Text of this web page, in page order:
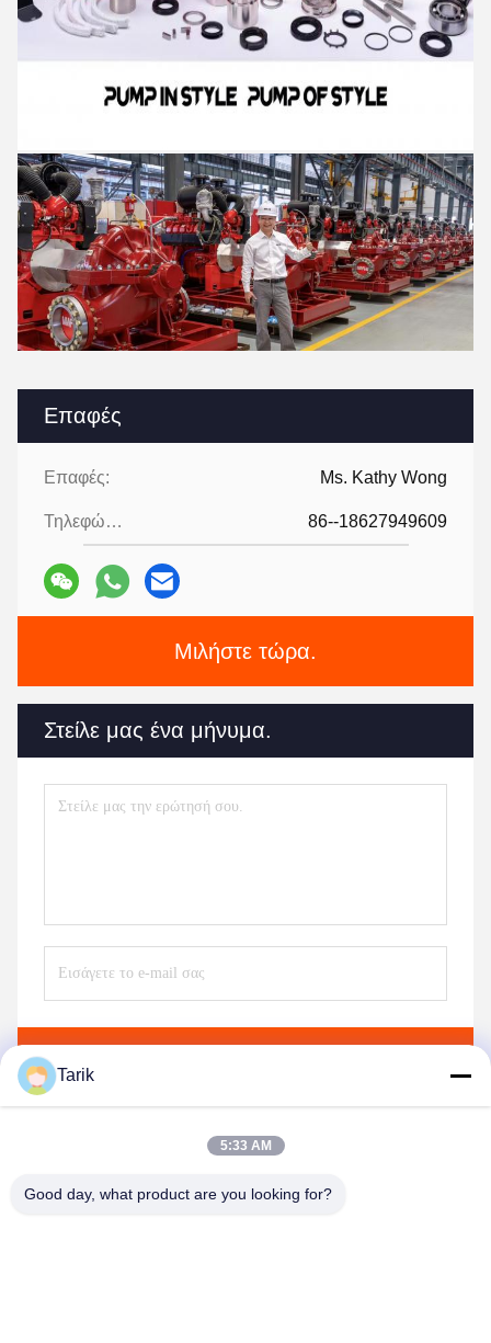
Επαφές
Επαφές: Ms. Kathy Wong
Τηλεφώνημα: 86--18627949609
Μιλήστε τώρα.
Στείλε μας ένα μήνυμα.
Tarik
5:33 AM
Good day, what product are you looking for?